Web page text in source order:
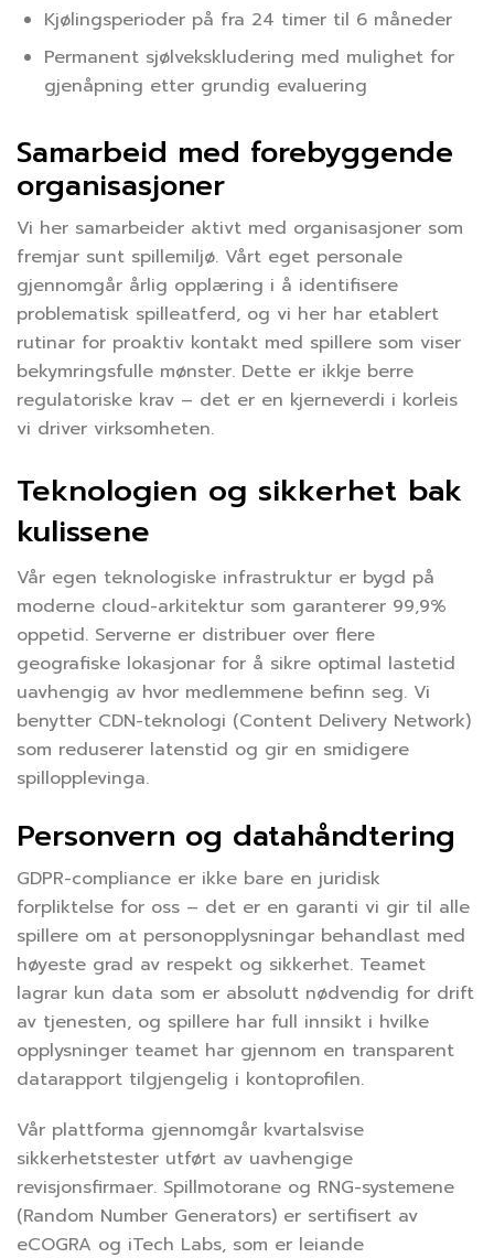
Kjølingsperioder på fra 24 timer til 6 måneder
Permanent sjølvekskludering med mulighet for
gjenåpning etter grundig evaluering
Samarbeid med forebyggende
organisasjoner
Vi her samarbeider aktivt med organisasjoner som
fremjar sunt spillemiljø. Vårt eget personale
gjennomgår årlig opplæring i å identifisere
problematisk spilleatferd, og vi her har etablert
rutinar for proaktiv kontakt med spillere som viser
bekymringsfulle mønster. Dette er ikkje berre
regulatoriske krav – det er en kjerneverdi i korleis
vi driver virksomheten.
Teknologien og sikkerhet bak
kulissene
Vår egen teknologiske infrastruktur er bygd på
moderne cloud-arkitektur som garanterer 99,9%
oppetid. Serverne er distribuer over flere
geografiske lokasjonar for å sikre optimal lastetid
uavhengig av hvor medlemmene befinn seg. Vi
benytter CDN-teknologi (Content Delivery Network)
som reduserer latenstid og gir en smidigere
spillopplevinga.
Personvern og datahåndtering
GDPR-compliance er ikke bare en juridisk
forpliktelse for oss – det er en garanti vi gir til alle
spillere om at personopplysningar behandlast med
høyeste grad av respekt og sikkerhet. Teamet
lagrar kun data som er absolutt nødvendig for drift
av tjenesten, og spillere har full innsikt i hvilke
opplysninger teamet har gjennom en transparent
datarapport tilgjengelig i kontoprofilen.
Vår plattforma gjennomgår kvartalsvise
sikkerhetstester utført av uavhengige
revisjonsfirmaer. Spillmotorane og RNG-systemene
(Random Number Generators) er sertifisert av
eCOGRA og iTech Labs, som er leiande